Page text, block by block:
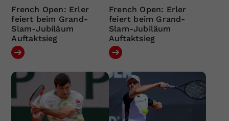
French Open: Erler
feiert beim Grand-
Slam-Jubiläum
Auftaktsieg
French Open: Erler
feiert beim Grand-
Slam-Jubiläum
Auftaktsieg